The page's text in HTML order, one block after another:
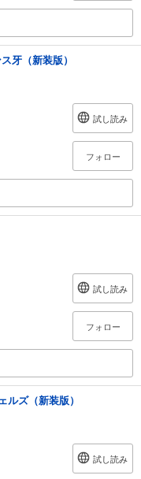
牙（新装版）
試し読み
フォロー
試し読み
フォロー
ズ（新装版）
試し読み